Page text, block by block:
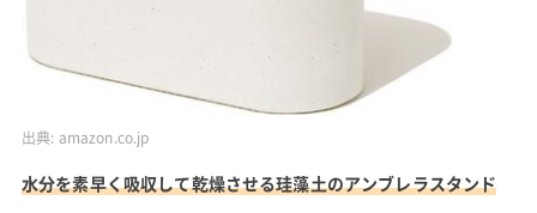
出典: amazon.co.jp
水分を素早く吸収して乾燥させる珪藻土のアンブレラスタンド